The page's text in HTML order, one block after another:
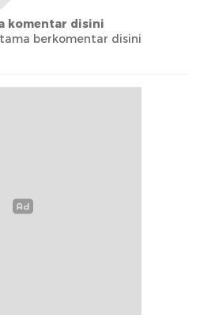
komentar disini
berkomentar disini